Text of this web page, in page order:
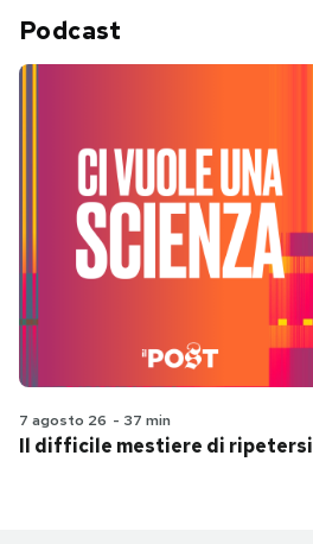
Podcast
7 agosto 26 - 37 min
Il difficile mestiere di ripetersi